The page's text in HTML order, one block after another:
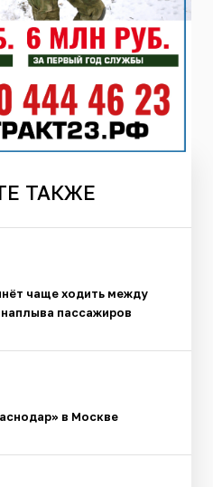
ТАКЖЕ
чаще ходить между
пассажиров
в Москве